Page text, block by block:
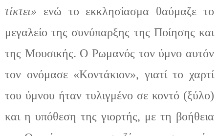
τίκτει» ενώ το εκκλησίασμα θαύμαζε το
μεγαλείο της συνύπαρξης της Ποίησης και
της Μουσικής. Ο Ρωμανός τον ύμνο αυτόν
τον ονόμασε «Κοντάκιον», γιατί το χαρτί
του ύμνου ήταν τυλιγμένο σε κοντό (ξύλο)
και η υπόθεση της γιορτής, με τη βοήθεια